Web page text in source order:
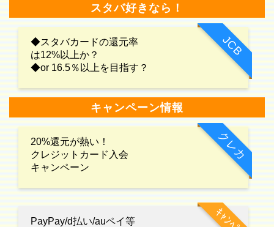
スタバ好きなら！
JCB
◆スタバカードの還元率
は12%以上か？
◆or 16.5％以上を目指す？
キャンペーン情報
クレカ
20%還元が熱い！
クレジットカード入会
キャンペーン
PayPay/d払い/auペイ等